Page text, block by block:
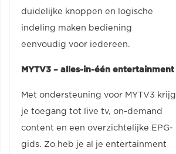
duidelijke knoppen en logische
indeling maken bediening
eenvoudig voor iedereen.
MYTV3 – alles-in-één entertainment
Met ondersteuning voor MYTV3 krijg
je toegang tot live tv, on-demand
content en een overzichtelijke EPG-
gids. Zo heb je al je entertainment